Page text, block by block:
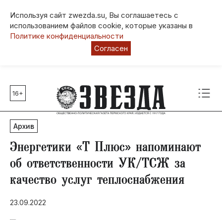
Используя сайт zwezda.su, Вы соглашаетесь с
использованием файлов cookie, которые указаны в
Политике конфиденциальности
Согласен
Главные темы
80 лет Победы
Молодежная столица РФ
СВО
Выборы в Пермском крае
Инфраструктура
Благоустройство
16+
Архив
Энергетики «Т Плюс» напоминают
об ответственности УК/ТСЖ за
качество услуг теплоснабжения
23.09.2022